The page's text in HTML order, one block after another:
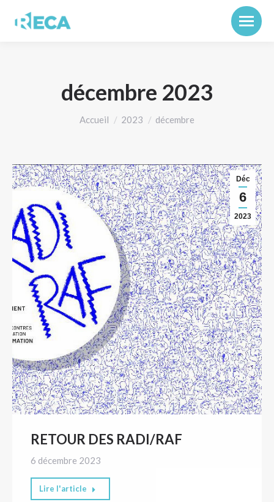
décembre 2023
Vous êtes ici :
Accueil 2023 décembre
Déc
6
2023
RETOUR DES RADI/RAF
6 décembre 2023
Lire l'article